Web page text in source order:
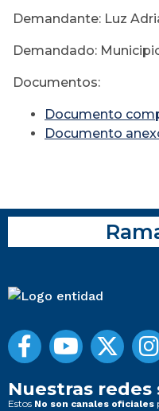
Demandante: Luz
Demandado:
Documentos:
Documento
Documento
Nuestras redes
Estos No son canales oficiales